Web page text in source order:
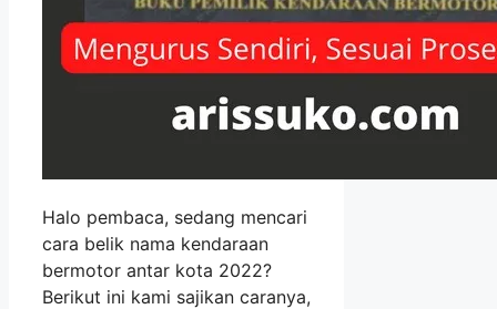
Halo pembaca, sedang mencari
cara belik nama kendaraan
bermotor antar kota 2022?
Berikut ini kami sajikan caranya,